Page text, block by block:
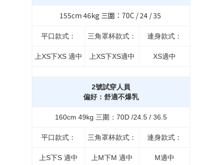
155cm 46kg 三圍：70C / 24 / 35
平口款式： 三角罩杯款式： 連身款式：
上XS下XS 適中 上XS下XS適中 XS適中
2號試穿人員
偏好：舒適不爆乳
160cm 49kg 三圍：70D /24.5 / 36.5
平口款式： 三角罩杯款式： 連身款式：
上S下S 適中 上M下M 適中 M適中